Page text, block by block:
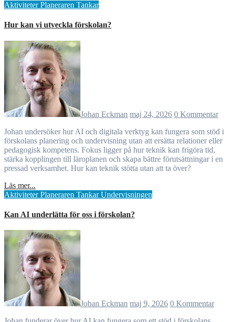
AktiviteterPlaneraren Tankar
Hur kan vi utveckla förskolan?
Johan Eckman maj 24, 2026 0 Kommentar
Johan undersöker hur AI och digitala verktyg kan fungera som stöd i
förskolans planering och undervisning utan att ersätta relationer eller
pedagogisk kompetens. Fokus ligger på hur teknik kan frigöra tid,
stärka kopplingen till läroplanen och skapa bättre förutsättningar i en
pressad verksamhet. Hur kan teknik stötta utan att ta över?
Läs mer...
AktiviteterPlaneraren TankarUndervisningen
Kan AI underlätta för oss i förskolan?
Johan Eckman maj 9, 2026 0 Kommentar